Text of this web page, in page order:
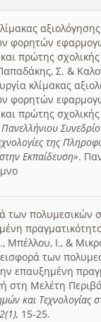
αξιολόγησης
φορητών
πρώτης σχολικής
Σ. &
κλίμακας
φορητών
πρώτης σχολικής
της
Εκπαίδευση».
των πολυμεσικών
Μπέλλου, Ι., &
των
επαυξημένη
στη Μελέτη
και Τεχνολογίας
15-25.